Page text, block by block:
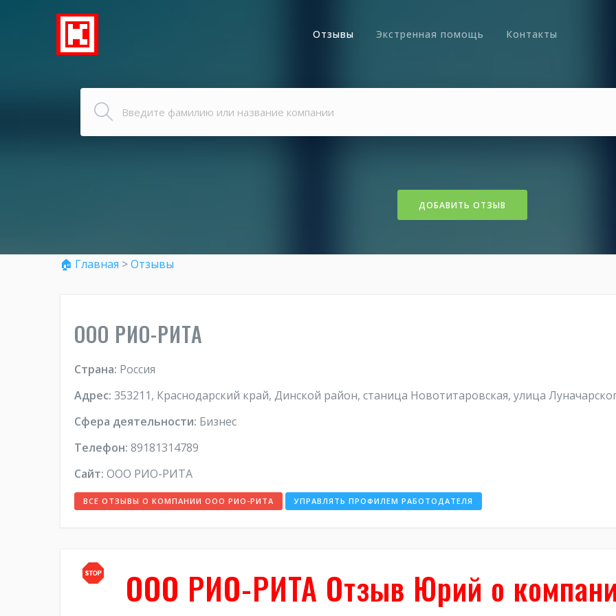
Отзывы Экстренная помощь Контакты
ДОБАВИТЬ ОТЗЫВ
🏠 Главная >Отзывы
ООО РИО-РИТА
Страна: Россия
Адрес: 353211, Краснодарский край, Динской район, станица Новотитаровская, улица
Сфера деятельности: Бизнес
Телефон: 89181314789
Сайт: ООО РИО-РИТА
ВСЕ ОТЗЫВЫ О КОМПАНИИ ООО РИО-РИТА УПРАВЛЯТЬ ПРОФИЛЕМ РАБОТОДАТЕЛЯ
ООО РИО-РИТА Отзыв Юрий о